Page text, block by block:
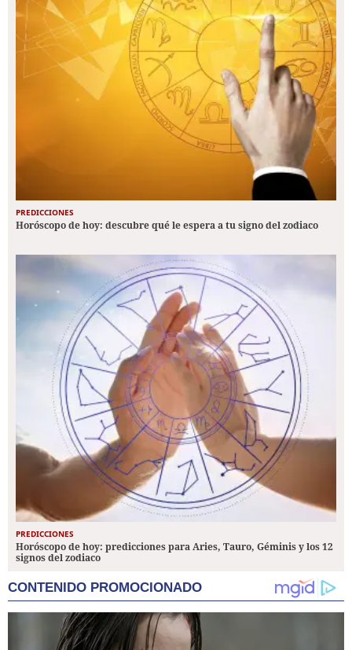
PREDICCIONES
Horóscopo de hoy: descubre qué le espera a tu signo del zodiaco
PREDICCIONES
Horóscopo de hoy: predicciones para Aries, Tauro, Géminis y los 12
signos del zodiaco
CONTENIDO PROMOCIONADO